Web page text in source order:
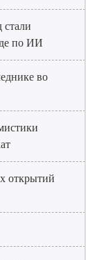
стали
по ИИ
во
открытий